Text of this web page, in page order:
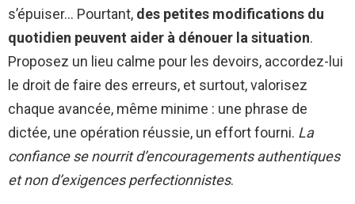
s’épuiser… Pourtant, des petites modifications du
quotidien peuvent aider à dénouer la situation.
Proposez un lieu calme pour les devoirs, accordez-lui
le droit de faire des erreurs, et surtout, valorisez
chaque avancée, même minime : une phrase de
dictée, une opération réussie, un effort fourni. La
confiance se nourrit d’encouragements authentiques
et non d’exigences perfectionnistes.